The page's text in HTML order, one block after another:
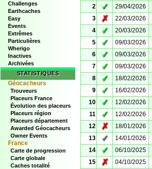
Challenges
Earthcaches
Easy
Events
Extrêmes
Particulières
Wherigo
Inactives
Archivées
STATISTIQUES
Géocacheurs
Trouveurs
Placeurs France
Évolution des placeurs
Placeurs région
Placeurs département
Awarded Géocacheurs
Owner Events
France
Carte de progression
Carte globale
Caches totalité
2
✓ 29/04/2026
3
✗ 22/03/2026
4
✓ 20/03/2026
5
✓ 09/03/2026
6
✓ 09/03/2026
7
✓ 09/03/2026
8
✓ 18/02/2026
9
✓ 16/02/2026
10
✓ 12/02/2026
11
✓ 12/02/2026
12
✗ 18/01/2026
13
✓ 14/01/2026
14
✓ 06/10/2025
15
✗ 04/10/2025